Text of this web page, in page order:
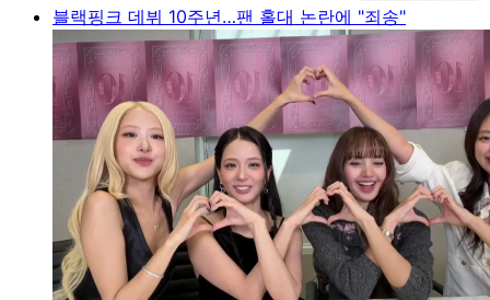
블랙핑크 데뷔 10주년…팬 홀대 논란에 "죄송"